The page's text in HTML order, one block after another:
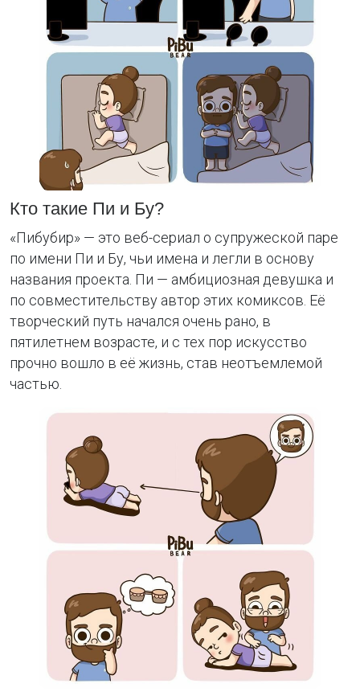
Кто такие Пи и Бу?
«Пибубир» — это веб-сериал о супружеской паре
по имени Пи и Бу, чьи имена и легли в основу
названия проекта. Пи — амбициозная девушка и
по совместительству автор этих комиксов. Её
творческий путь начался очень рано, в
пятилетнем возрасте, и с тех пор искусство
прочно вошло в её жизнь, став неотъемлемой
частью.